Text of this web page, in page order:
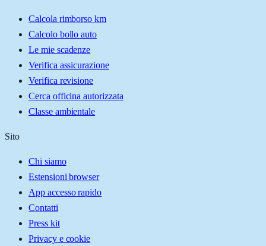
Calcola rimborso km
Calcolo bollo auto
Le mie scadenze
Verifica assicurazione
Verifica revisione
Cerca officina autorizzata
Classe ambientale
Sito
Chi siamo
Estensioni browser
App accesso rapido
Contatti
Press kit
Privacy e cookie